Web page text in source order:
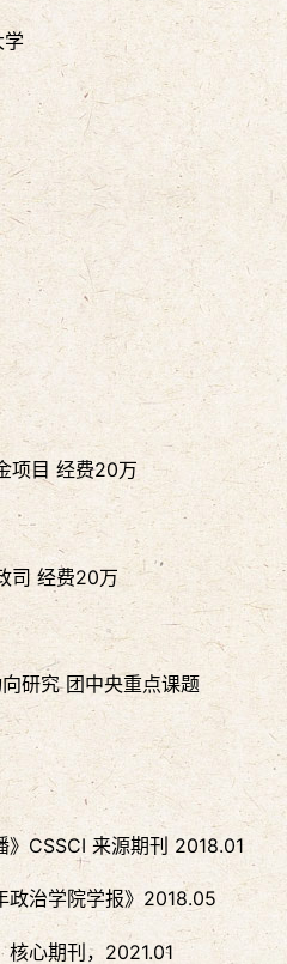
学
项目 经费20万
司 经费20万
研究 团中央重点课题
》CSSCI 来源期刊 2018.01
政治学院学报》2018.05
核心期刊，2021.01